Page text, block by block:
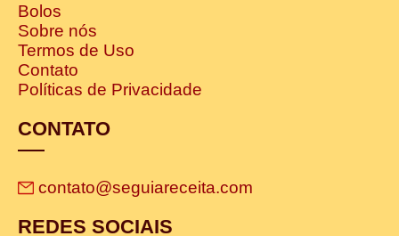
Bolos
Sobre nós
Termos de Uso
Contato
Políticas de Privacidade
CONTATO
contato@seguiareceita.com
REDES SOCIAIS